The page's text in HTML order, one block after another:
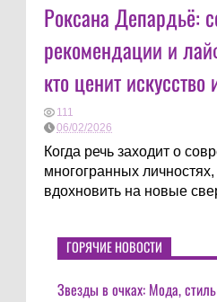
Роксана Депардьё:
рекомендации и
кто ценит
111
06/02/2026
Когда речь заходит о
многогранных
вдохновить на новые
ГОРЯЧИЕ НОВОСТИ
Звезды в очках: Мода,